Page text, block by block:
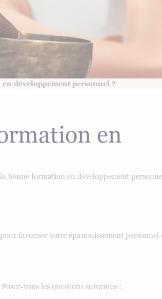
développement personnel ?
en
bonne formation en développement
favoriser votre épanouissement personnel
vous les questions suivantes :